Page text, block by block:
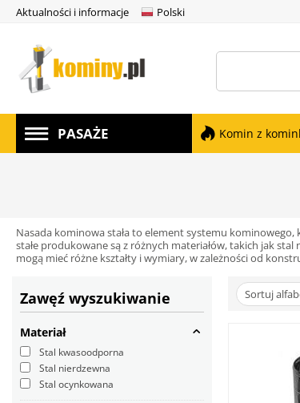
Aktualności i informacje Polski
PASAŻE Komin z
Nasada kominowa stała to element systemu
stałe produkowane są z różnych materiałów, takich jak
mogą mieć różne kształty i wymiary, w zależności od
Zawęź wyszukiwanie
Materiał
Stal kwasoodporna
Stal nierdzewna
Stal ocynkowana
menu
Sortuj